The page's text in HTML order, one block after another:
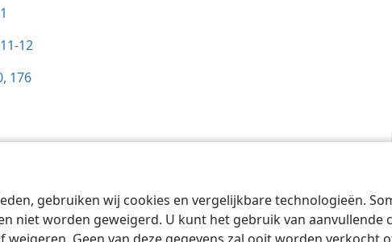
gebruiken wij cookies en vergelijkbare technologieën.
niet worden geweigerd. U kunt het gebruik van aanvullende
12
176
Pennsylvania